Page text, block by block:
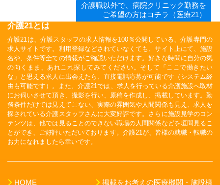
介護職以外で、病院クリニック勤務を
ご希望の方はコチラ（医療21）
介護21とは
介護21は、介護スタッフの求人情報を100％公開している、介護専門の
求人サイトです。利用登録などされていなくても、サイト上にて、施設
名や、条件等全ての情報がご確認いただけます。好きな時間に自分の気
の向くまま、あれこれ探してみてください。そして「ここで働きたい
な」と思える求人に出会えたら、直接電話応募が可能です（システム経
由も可能です）。また、介護21では、求人を行っている介護施設へ取材
にお伺いさせて頂き、撮影を行い、原稿を作成し、掲載しています。勤
務条件だけでは見えてこない、実際の雰囲気や人間関係も見え、求人を
探されている介護スタッフさんに大変好評です。さらに施設見学のコン
テンツは、他では見ることのできない職場の人間関係などを垣間見るこ
とができ、ご好評いただいております。介護21が、皆様の就職・転職の
お力になれましたら幸いです。
HOME 掲載をお考えの医療機関・施設様